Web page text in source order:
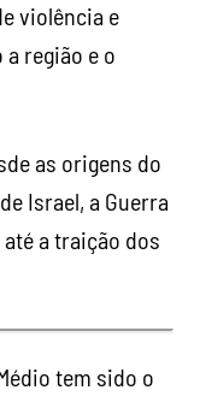
violência e
região e o
as origens do
Israel, a Guerra
a traição dos
tem sido o